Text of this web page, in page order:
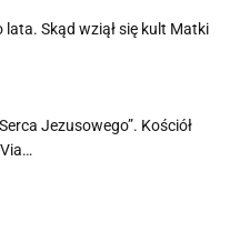
Skąd wziął się kult Matki
Jezusowego”. Kościół